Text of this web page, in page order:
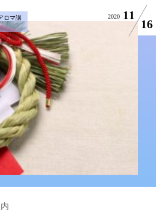
ロマ講
2020 11
16